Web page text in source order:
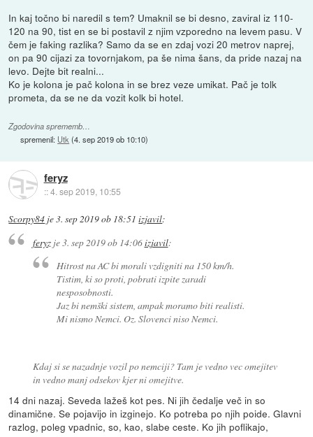
In kaj točno bi naredil s tem? Umaknil se bi desno, zaviral iz 110-
120 na 90, tist en se bi postavil z njim vzporedno na levem pasu. V
čem je faking razlika? Samo da se en zdaj vozi 20 metrov naprej,
on pa 90 cijazi za tovornjakom, pa še nima šans, da pride nazaj na
levo. Dejte bit realni...
Ko je kolona je pač kolona in se brez veze umikat. Pač je tolk
prometa, da se ne da vozit kolk bi hotel.
Zgodovina sprememb…
spremenil: Utk(4. sep 2019 ob 10:10)
feryz
::4. sep 2019, 10:55
Scorpy84 je3. sep 2019 ob 18:51 izjavil:
feryzje3. sep 2019 ob 14:06izjavil:
Hitrost na AC bi morali vzdigniti na 150 km/h.
Tistim, ki so proti, pobrati izpite zaradi
nesposobnosti.
Jaz bi nemški sistem, ampak moramo biti realisti.
Mi nismo Nemci. Oz. Slovenci niso Nemci.
Kdaj si se nazadnje vozil po nemciji? Tam je vedno vec omejitev
in vedno manj odsekov kjer ni omejitve.
14 dni nazaj. Seveda lažeš kot pes. Ni jih čedalje več in so
dinamične. Se pojavijo in izginejo. Ko potreba po njih poide. Glavni
razlog, poleg vpadnic, so, kao, slabe ceste. Ko jih poflikajo,